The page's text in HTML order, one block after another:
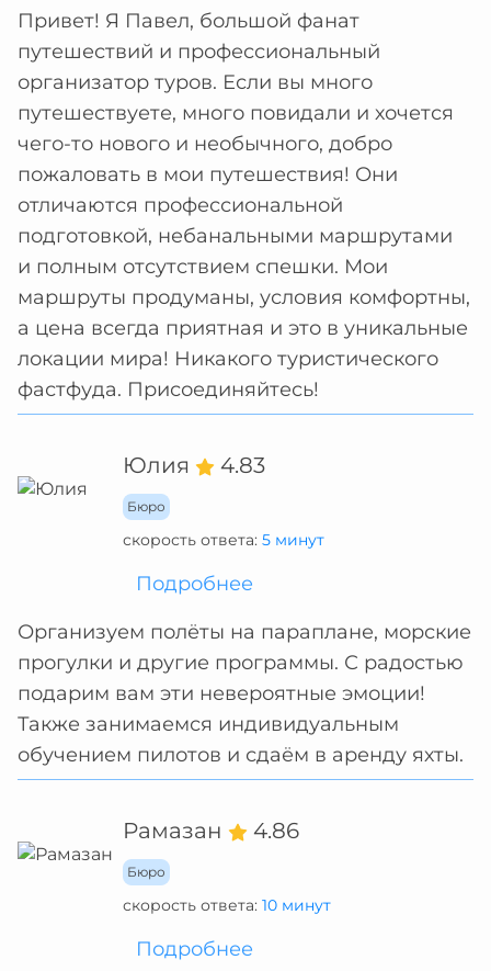
Привет! Я Павел, большой фанат
путешествий и профессиональный
организатор туров. Если вы много
путешествуете, много повидали и хочется
чего-то нового и необычного, добро
пожаловать в мои путешествия! Они
отличаются профессиональной
подготовкой, небанальными маршрутами
и полным отсутствием спешки. Мои
маршруты продуманы, условия комфортны,
а цена всегда приятная и это в уникальные
локации мира! Никакого туристического
фастфуда. Присоединяйтесь!
Юлия 4.83
Бюро
скорость ответа: 5 минут
Подробнее
Организуем полёты на параплане, морские
прогулки и другие программы. С радостью
подарим вам эти невероятные эмоции!
Также занимаемся индивидуальным
обучением пилотов и сдаём в аренду яхты.
Рамазан 4.86
Бюро
скорость ответа: 10 минут
Подробнее